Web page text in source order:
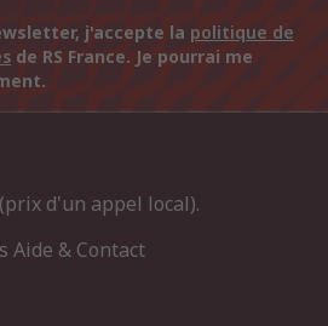
j'accepte la politique de
de RS France. Je pourrai me
d'un appel local).
Aide & Contact